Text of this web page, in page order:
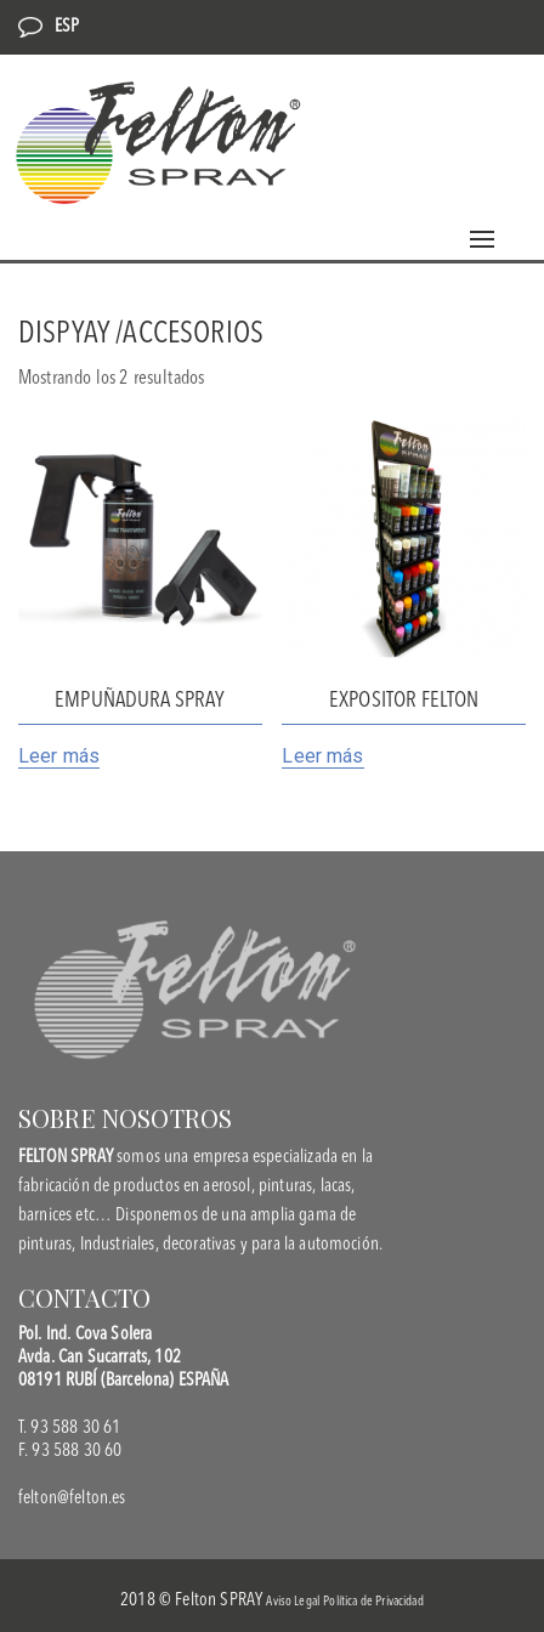
ESP
Toggle
DISPYAY /ACCESORIOS
Mostrando los 2 resultados
EMPUÑADURA SPRAY
Leer más
EXPOSITOR FELTON
Leer más
SOBRE NOSOTROS
FELTON SPRAYsomos una empresa especializada en la
fabricación de productos en aerosol, pinturas, lacas,
barnices etc… Disponemos de una amplia gama de
pinturas, Industriales, decorativas y para la automoción.
CONTACTO
Pol. Ind. Cova Solera
Avda. Can Sucarrats, 102
08191 RUBÍ (Barcelona) ESPAÑA
T. 93 588 30 61
F. 93 588 30 60
felton@felton.es
2018 © Felton SPRAYAviso Legal Política de Privacidad